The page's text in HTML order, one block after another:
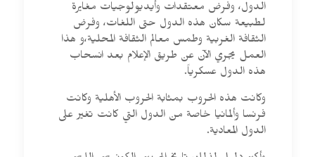
الدول، وفرض معتقدات وأيديولوجيات مغايرة
لطبيعة سكان هذه الدول حتى اللغات، وفرض
الثقافة الغربية وطمس معالم الثقافة المحلية،و هذا
العمل يجري الآن عن طريق الإعلام بعد انسحاب
هذه الدول عسكرياً.
وكانت هذه الحروب بمثابة الحروب الأهلية وكانت
فرنسا وألمانيا خاصة من الدول التي كانت تغير على
الدول المعادية.